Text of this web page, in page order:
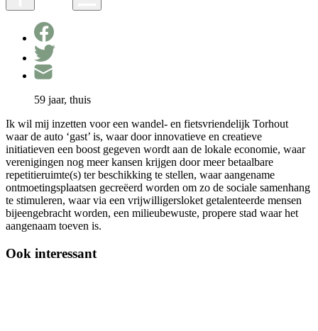
59 jaar, thuis
Ik wil mij inzetten voor een wandel- en fietsvriendelijk Torhout
waar de auto ‘gast’ is, waar door innovatieve en creatieve
initiatieven een boost gegeven wordt aan de lokale economie, waar
verenigingen nog meer kansen krijgen door meer betaalbare
repetitieruimte(s) ter beschikking te stellen, waar aangename
ontmoetingsplaatsen gecreëerd worden om zo de sociale samenhang
te stimuleren, waar via een vrijwilligersloket getalenteerde mensen
bijeengebracht worden, een milieubewuste, propere stad waar het
aangenaam toeven is.
Ook interessant